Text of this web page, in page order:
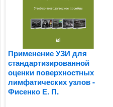
Применение УЗИ для
стандартизированной
оценки поверхностных
лимфатических узлов -
Фисенко Е. П.